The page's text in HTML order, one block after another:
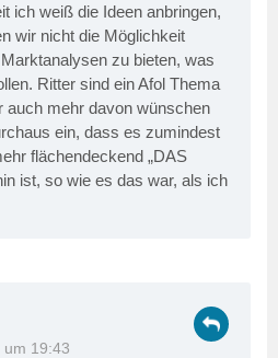
ich weiß die Ideen anbringen,
wir nicht die Möglichkeit
zu bieten, was
Ritter sind ein Afol Thema
auch mehr davon wünschen
ein, dass es zumindest
flächendeckend „DAS
ist, so wie es das war, als ich
um 19:43